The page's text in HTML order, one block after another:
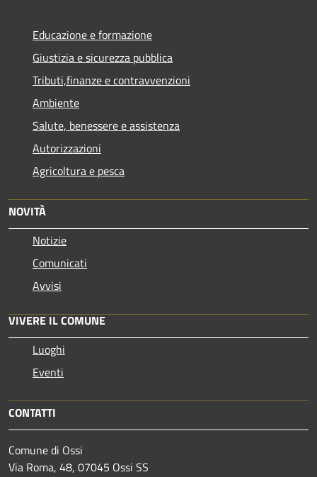
Educazione e formazione
Giustizia e sicurezza pubblica
Tributi,finanze e contravvenzioni
Ambiente
Salute, benessere e assistenza
Autorizzazioni
Agricoltura e pesca
NOVITÀ
Notizie
Comunicati
Avvisi
VIVERE IL COMUNE
Luoghi
Eventi
CONTATTI
Comune di Ossi
Via Roma, 48, 07045 Ossi SS